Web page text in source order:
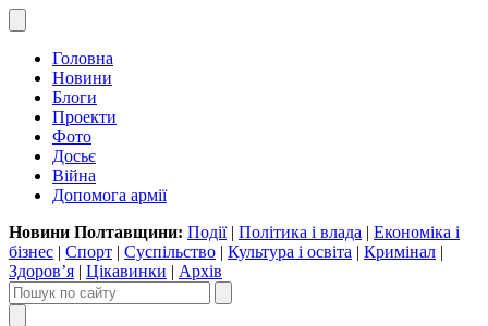
Головна
Новини
Блоги
Проекти
Фото
Досьє
Війна
Допомога армії
Новини Полтавщини: Події| Політика і влада | Економіка і
бізнес | Спорт | Суспільство | Культура і освіта | Кримінал |
Здоров’я | Цікавинки | Архів